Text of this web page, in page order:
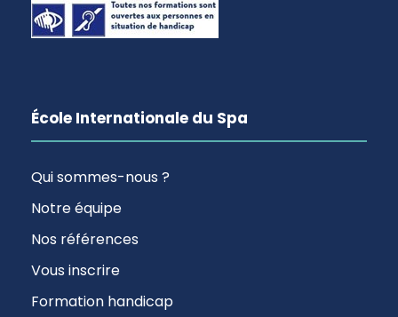
École Internationale du Spa
Qui sommes-nous ?
Notre équipe
Nos références
Vous inscrire
Formation handicap